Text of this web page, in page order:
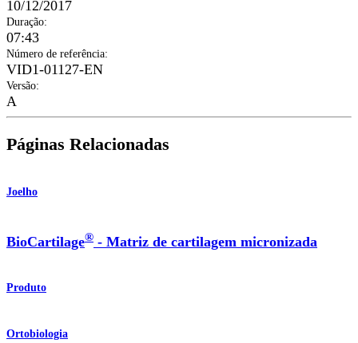
10/12/2017
Duração:
07:43
Número de referência:
VID1-01127-EN
Versão:
A
Páginas Relacionadas
Joelho
BioCartilage® - Matriz de cartilagem micronizada
Produto
Ortobiologia